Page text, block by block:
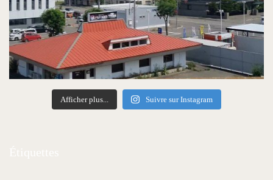
Afficher plus... Suivre sur Instagram